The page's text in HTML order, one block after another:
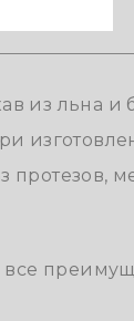
из льна и
протезов,
все